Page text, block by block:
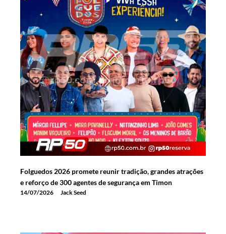
Folguedos 2026 promete reunir tradição, grandes atrações
e reforço de 300 agentes de segurança em Timon
14/07/2026 Jack Seed